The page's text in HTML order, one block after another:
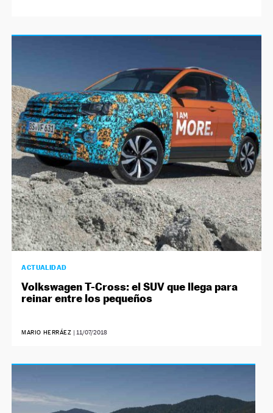
ACTUALIDAD
Volkswagen T-Cross: el SUV que llega para
reinar entre los pequeños
MARIO HERRÁEZ | 11/07/2018